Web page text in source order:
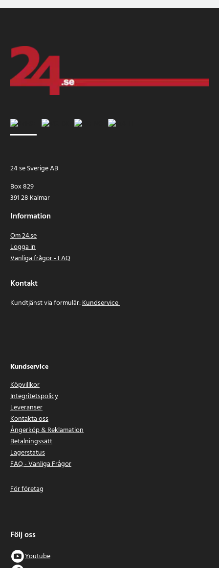
24 se Sverige AB
Box 829
391 28 Kalmar
Information
Om 24.se
Logga in
Vanliga frågor - FAQ
Kontakt
Kundtjänst via formulär:Kundservice
Kundservice
Köpvillkor
Integritetspolicy
Leveranser
Kontakta oss
Ångerköp & Reklamation
Betalningssätt
Lagerstatus
FAQ - Vanliga Frågor
För företag
Följ oss
Youtube